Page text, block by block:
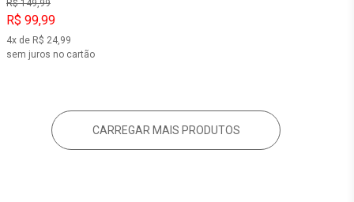
R$ 149,99
R$ 99,99
4x de R$ 24,99
sem juros no cartão
CARREGAR MAIS PRODUTOS